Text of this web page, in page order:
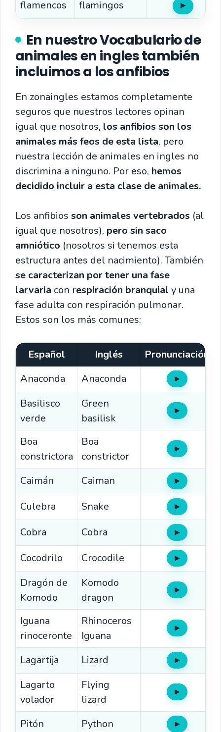
flamencos flamingos ▶Oír
En nuestro Vocabulario de
animales en ingles también
incluimos a los anfibios
En zonaingles estamos completamente
seguros que nuestros lectores opinan
igual que nosotros, los anfibios son los
animales más feos de esta lista, pero
nuestra lección de animales en ingles no
discrimina a ninguno. Por eso, hemos
decidido incluir a esta clase de animales.
Los anfibios son animales vertebrados (al
igual que nosotros), pero sin saco
amniótico (nosotros si tenemos esta
estructura antes del nacimiento). También
se caracterizan por tener una fase
larvaria con respiración branquial y una
fase adulta con respiración pulmonar.
Estos son los más comunes:
Español Inglés
Pronunciación
Anaconda
Anaconda ▶Oír
Basilisco
verde
Green
basilisk
▶Oír
Boa
constrictora
Boa
constrictor
▶Oír
Caimán Caiman ▶Oír
Culebra Snake ▶Oír
Cobra Cobra ▶Oír
Cocodrilo Crocodile ▶Oír
Dragón de
Komodo
Komodo
dragon
▶Oír
Iguana
rinoceronte
Rhinoceros
Iguana
▶Oír
Lagartija Lizard ▶Oír
Lagarto
volador
Flying
lizard
▶Oír
Pitón Python ▶Oír